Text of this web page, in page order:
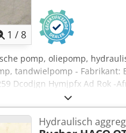
1 /8
pomp, oliepomp,
tandwielpomp - Fabrikant:
Dcodjgn Hymjpfx Ad Rok -
Hydraulisch